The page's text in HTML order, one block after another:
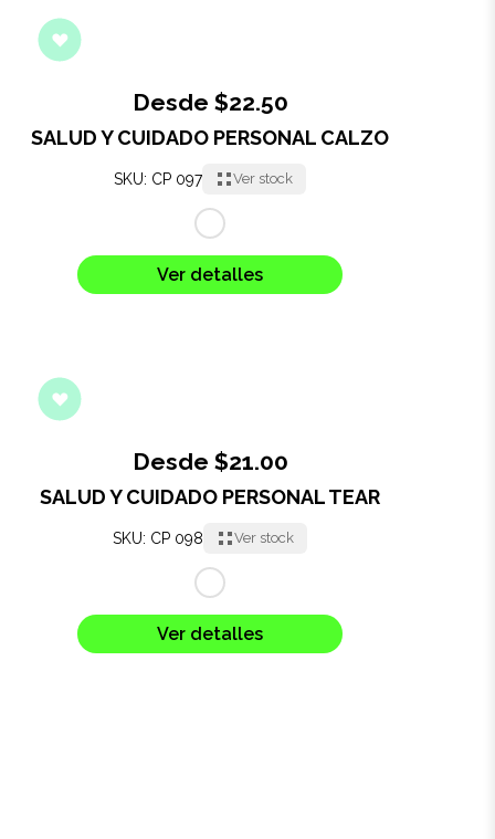
Desde $22.50
SALUD Y CUIDADO PERSONAL CALZO
SKU: CP 097 Ver stock
Ver detalles
Desde $21.00
SALUD Y CUIDADO PERSONAL TEAR
SKU: CP 098 Ver stock
Ver detalles